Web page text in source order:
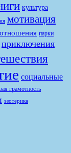
культура
мотивация
отношения парки
приключения
социальные
грамотность
эзотерика